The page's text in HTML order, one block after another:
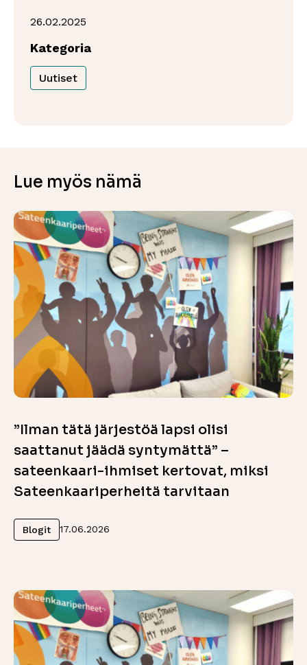
26.02.2025
Kategoria
Uutiset
Lue myös nämä
”Ilman tätä järjestöä lapsi olisi
saattanut jäädä syntymättä” –
sateenkaari-ihmiset kertovat, miksi
Sateenkaariperheitä tarvitaan
Blogit 17.06.2026